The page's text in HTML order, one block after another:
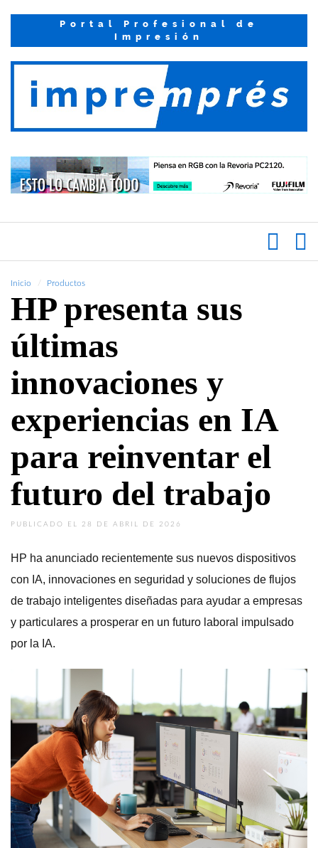
Portal Profesional de
Impresión
Inicio Productos
HP presenta sus
últimas
innovaciones y
experiencias en IA
para reinventar el
futuro del trabajo
PUBLICADO EL 28 DE ABRIL DE 2026
HP ha anunciado recientemente sus nuevos dispositivos
con IA, innovaciones en seguridad y soluciones de flujos
de trabajo inteligentes diseñadas para ayudar a empresas
y particulares a prosperar en un futuro laboral impulsado
por la IA.